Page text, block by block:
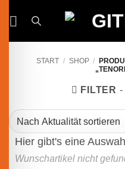
START / SHOP /
FILTER